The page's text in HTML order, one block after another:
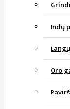
Indų
Oro